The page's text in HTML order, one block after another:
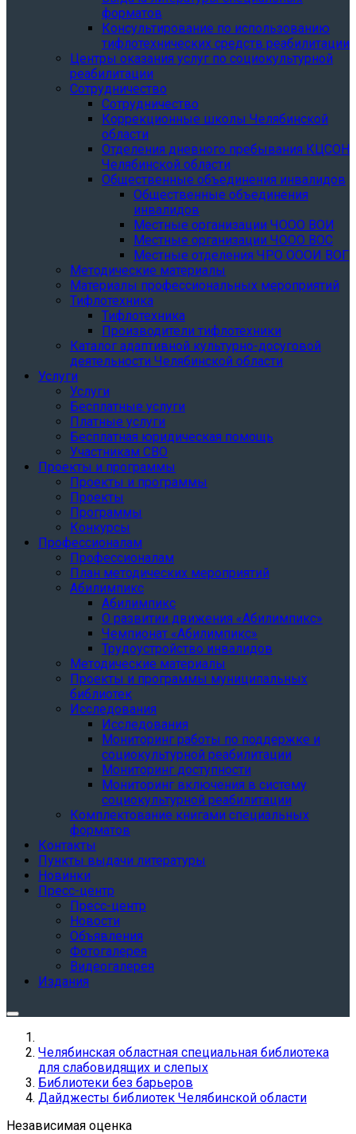
форматов
Консультирование по использованию
тифлотехнических средств реабилитации
Центры оказания услуг по социокультурной
реабилитации
Сотрудничество
Сотрудничество
Коррекционные школы Челябинской
области
Отделения дневного пребывания КЦСОН
Челябинской области
Общественные объединения инвалидов
Общественные объединения
инвалидов
Местные организации ЧООО ВОИ
Местные организации ЧООО ВОС
Местные отделения ЧРО ОООИ ВОГ
Методические материалы
Материалы профессиональных мероприятий
Тифлотехника
Тифлотехника
Производители тифлотехники
Каталог адаптивной культурно-досуговой
деятельности Челябинской области
Услуги
Услуги
Бесплатные услуги
Платные услуги
Бесплатная юридическая помощь
Участникам СВО
Проекты и программы
Проекты и программы
Проекты
Программы
Конкурсы
Профессионалам
Профессионалам
План методических мероприятий
Абилимпикс
Абилимпикс
О развитии движения «Абилимпикс»
Чемпионат «Абилимпикс»
Трудоустройство инвалидов
Методические материалы
Проекты и программы муниципальных
библиотек
Исследования
Исследования
Мониторинг работы по поддержке и
социокультурной реабилитации
Мониторинг доступности
Мониторинг включения в систему
социокультурной реабилитации
Комплектование книгами специальных
форматов
Контакты
Пункты выдачи литературы
Новинки
Пресс-центр
Пресс-центр
Новости
Объявления
Фотогалерея
Видеогалерея
Издания
Челябинская областная специальная библиотека
для слабовидящих и слепых
Библиотеки без барьеров
Дайджесты библиотек Челябинской области
Независимая оценка